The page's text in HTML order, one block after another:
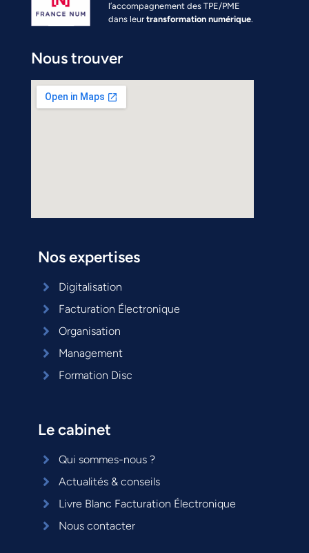
l’accompagnement des TPE/PME
dans leurtransformation numérique.
Nous trouver
Nos expertises
Digitalisation
Facturation Électronique
Organisation
Management
Formation Disc
Le cabinet
Qui sommes-nous ?
Actualités & conseils
Livre Blanc Facturation Électronique
Nous contacter